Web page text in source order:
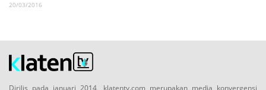
20/03/2016
Dirilis pada januari 2014, klatentv.com merupakan media konvergensi